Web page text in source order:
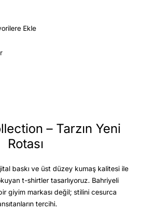
Ekle
– Tarzın Yeni
Rotası
baskı ve üst düzey kumaş kalitesiile
t-shirtler tasarlıyoruz. Bahriyeli
giyim markası değil; stilini cesurca
tercihi.